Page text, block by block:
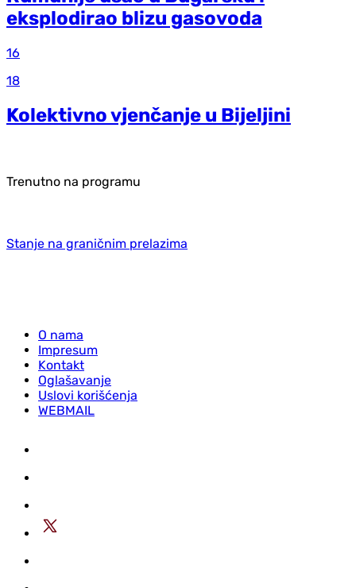
eksplodirao blizu gasovoda
16
18
Kolektivno vjenčanje u Bijeljini
Trenutno na programu
Stanje na graničnim prelazima
O nama
Impresum
Kontakt
Oglašavanje
Uslovi korišćenja
WEBMAIL